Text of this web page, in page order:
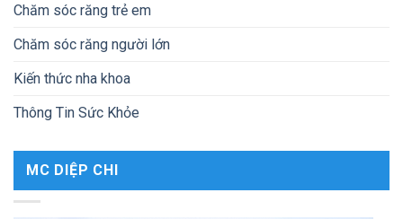
Chăm sóc răng trẻ em
Chăm sóc răng người lớn
Kiến thức nha khoa
Thông Tin Sức Khỏe
MC DIỆP CHI